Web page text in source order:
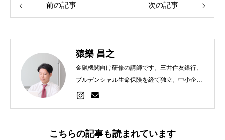
前の記事 次の記事
猿樂 昌之
金融機関向け研修の講師です。三井住友銀行、
プルデンシャル生命保険を経て独立。中小企業
診断士R6合格。執筆ジャンル：金融・営業・経
こちらの記事も読まれています